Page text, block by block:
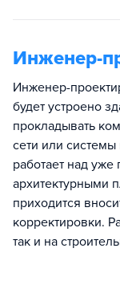
Инженер-
Инженер-
будет устроено
прокладывать
сети или
работает над
архитектурными
приходится
корректировки.
так и на